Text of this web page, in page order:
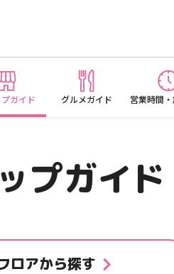
ガイド グルメガイド 営業時間
プガイド
ロアから探す